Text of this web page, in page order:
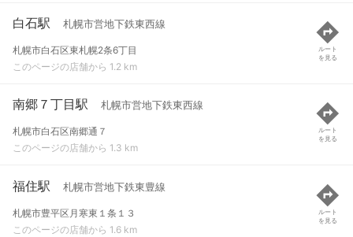
白石駅 札幌市営地下鉄東西線
札幌市白石区東札幌2条6丁目
このページの店舗から 1.2 km
ルート
を見る
南郷７丁目駅 札幌市営地下鉄東西線
札幌市白石区南郷通７
このページの店舗から 1.3 km
ルート
を見る
福住駅 札幌市営地下鉄東豊線
札幌市豊平区月寒東１条１３
このページの店舗から 1.6 km
ルート
を見る